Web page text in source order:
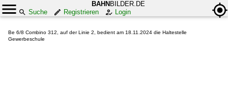
BAHN BILDER.DE
Suche
Registrieren Login
Be 6/8 Combino 312, auf der Linie 2, bedient am 18.11.2024 die Haltestelle
Gewerbeschule